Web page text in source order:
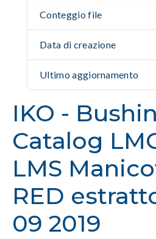
Conteggio file
Data di creazione
Ultimo aggiornamento
IKO -
Catalog
LMS
RED
09 2019